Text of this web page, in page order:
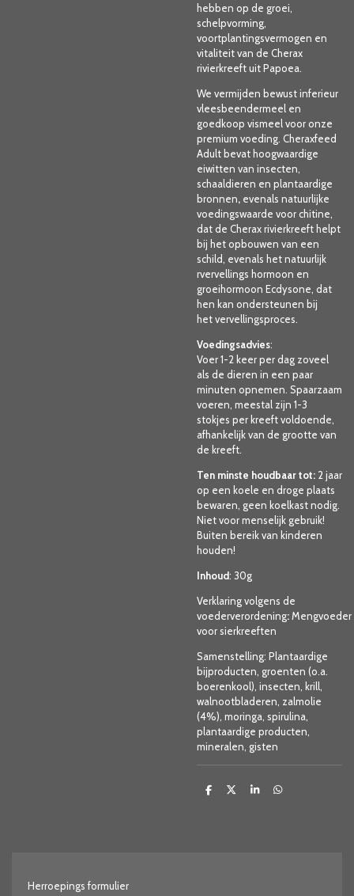
hebben op de groei,
schelpvorming,
voortplantingsvermogen en
vitaliteit van de Cherax
rivierkreeft uit Papoea.
We vermijden bewust inferieur
vleesbeendermeel en
goedkoop vismeel voor onze
premium voeding. Cheraxfeed
Adult bevat hoogwaardige
eiwitten van insecten,
schaaldieren en plantaardige
bronnen, evenals natuurlijke
voedingswaarde voor chitine,
dat de Cherax rivierkreeft helpt
bij het opbouwen van een
schild, evenals het natuurlijk
rvervellings hormoon en
groeihormoon Ecdysone, dat
hen kan ondersteunen bij
hetvervellingsproces.
Voedingsadvies:
Voer 1-2 keer per dag zoveel
als de dieren in een paar
minuten opnemen. Spaarzaam
voeren, meestal zijn 1-3
stokjes per kreeft voldoende,
afhankelijk van de grootte van
de kreeft.
Ten minste houdbaar tot: 2 jaar
op een koele en droge plaats
bewaren, geen koelkast nodig.
Niet voor menselijk gebruik!
Buiten bereik van kinderen
houden!
Inhoud: 30g
Verklaring volgens de
voederverordening:Mengvoeder
voor sierkreeften
Samenstelling: Plantaardige
bijproducten, groenten (o.a.
boerenkool), insecten, krill,
walnootbladeren, zalmolie
(4%), moringa, spirulina,
plantaardige producten,
mineralen, gisten
D
D
S
D
Herroepings formulier